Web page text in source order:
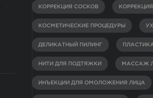
КОРРЕКЦИЯ СОСКОВ
КОСМЕТИЧЕСКИЕ ПРОЦЕДУРЫ
ДЕЛИКАТНЫЙ ПИЛИНГ
НИТИ ДЛЯ ПОДТЯЖКИ МАССАЖ
ИНЪЕКЦИИ ДЛЯ ОМОЛОЖЕНИЯ ЛИЦА